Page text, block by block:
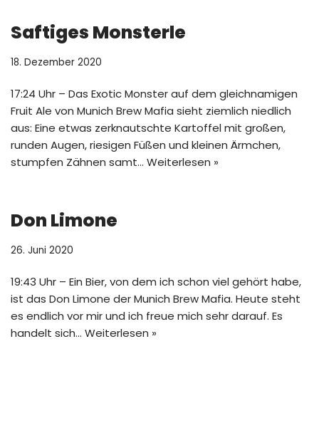
Saftiges Monsterle
18. Dezember 2020
17:24 Uhr – Das Exotic Monster auf dem gleichnamigen
Fruit Ale von Munich Brew Mafia sieht ziemlich niedlich
aus: Eine etwas zerknautschte Kartoffel mit großen,
runden Augen, riesigen Füßen und kleinen Ärmchen,
stumpfen Zähnen samt… Weiterlesen »
Don Limone
26. Juni 2020
19:43 Uhr – Ein Bier, von dem ich schon viel gehört habe,
ist das Don Limone der Munich Brew Mafia. Heute steht
es endlich vor mir und ich freue mich sehr darauf. Es
handelt sich… Weiterlesen »